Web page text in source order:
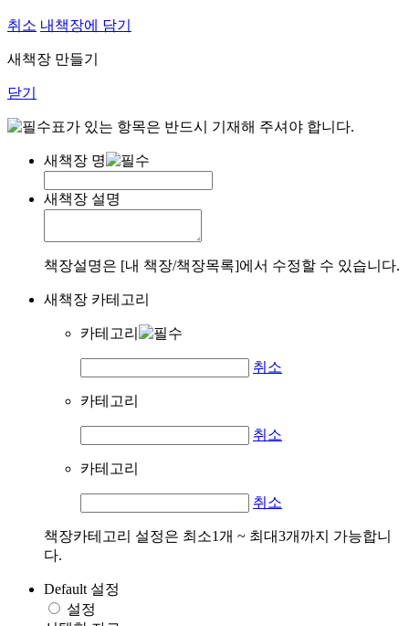
취소 내책장에 담기
새책장 만들기
닫기
표가 있는 항목은 반드시 기재해 주셔야 합니다.
새책장 명
새책장 설명
책장설명은 [내 책장/책장목록]에서 수정할 수 있습니다.
새책장 카테고리
카테고리
취소
카테고리
취소
카테고리
취소
책장카테고리 설정은 최소1개 ~ 최대3개까지 가능합니
다.
Default 설정
설정